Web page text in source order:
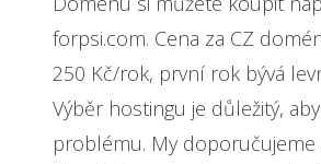
forpsi.com. Cena za CZ
250 Kč/rok, první rok bývá
Výběr hostingu je důležitý,
problému. My doporučujeme